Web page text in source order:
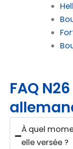
FAQ
À quel
elle versée ?